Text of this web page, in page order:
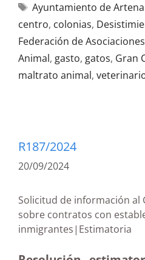
Ayuntamiento de
centro, colonias,
Federación de
Animal, gasto, gatos, Gran
maltrato animal,
R187/2024
20/09/2024
Solicitud de información al
sobre contratos con